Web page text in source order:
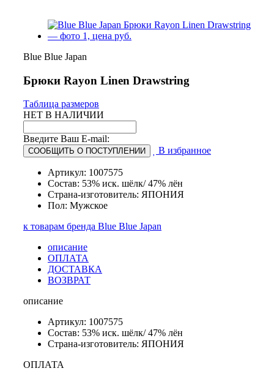
Blue Blue Japan
Брюки Rayon Linen Drawstring
Таблица размеров
НЕТ В НАЛИЧИИ
Введите Ваш E-mail:
СООБЩИТЬ О ПОСТУПЛЕНИИ В избранное
Артикул: 1007575
Состав: 53% иск. шёлк/ 47% лён
Страна-изготовитель: ЯПОНИЯ
Пол: Мужское
к товарам бренда Blue Blue Japan
описание
ОПЛАТА
ДОСТАВКА
ВОЗВРАТ
описание
Артикул: 1007575
Состав: 53% иск. шёлк/ 47% лён
Страна-изготовитель: ЯПОНИЯ
ОПЛАТА